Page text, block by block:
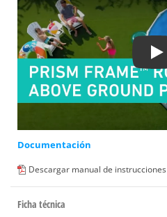
Play
Documentación
Descargar manual de instrucciones
Ficha técnica